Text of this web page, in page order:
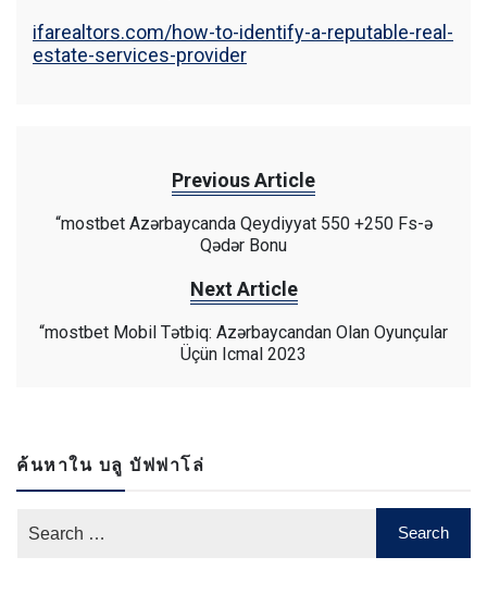
ifarealtors.com/how-to-identify-a-reputable-real-
estate-services-provider
Previous Article
“mostbet Azərbaycanda Qeydiyyat 550 +250 Fs-ə
Qədər Bonu
Next Article
“mostbet Mobil Tətbiq: Azərbaycandan Olan Oyunçular
Üçün Icmal 2023
ค้นหาใน บลู บัฟฟาโล่